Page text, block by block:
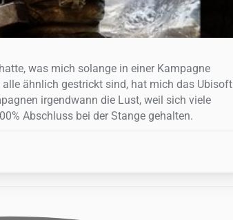
was mich solange in einer Kampagne
ähnlich gestrickt sind, hat mich das Ubisoft
irgendwann die Lust, weil sich viele
Abschluss bei der Stange gehalten.